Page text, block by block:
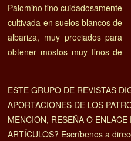
Palomino fino cuidadosamente
cultivada en suelos blancos de
albariza, muy preciados para
obtener mostos muy finos de
ESTE GRUPO DE REVISTAS
APORTACIONES DE LOS
MENCION, RESEÑA O
ARTÍCULOS? Escríbenos a